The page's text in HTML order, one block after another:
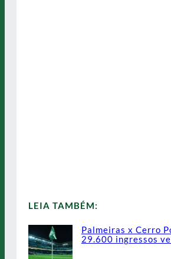
LEIA TAMBÉM:
Palmeiras x Cerro
29.600 ingressos